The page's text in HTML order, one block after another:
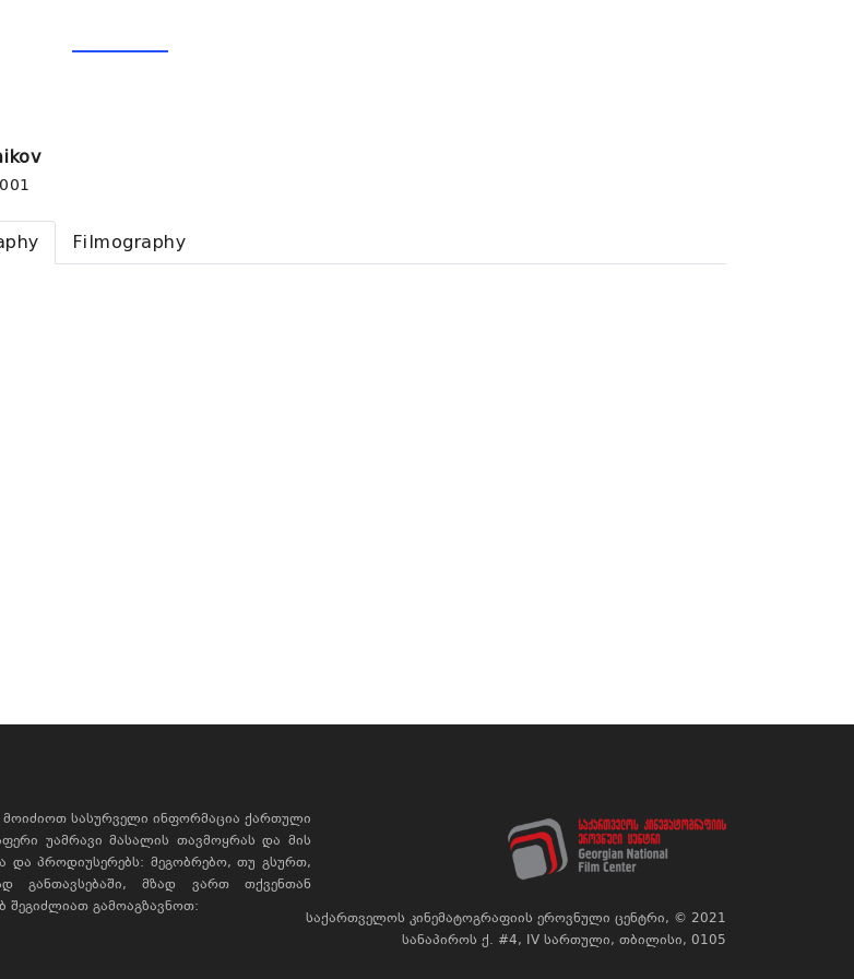
Filmography
მოიძიოთ სასურველი ინფორმაცია ქართული
უამრავი მასალის თავმოყრას და მის
და პროდიუსერებს: მეგობრებო, თუ გსურთ,
განთავსებაში, მზად ვართ თქვენთან
შეგიძლიათ გამოაგზავნოთ:
საქართველოს კინემატოგრაფიის ეროვნული ცენტრი, © 2021
სანაპიროს ქ. #4, IV სართული, თბილისი, 0105